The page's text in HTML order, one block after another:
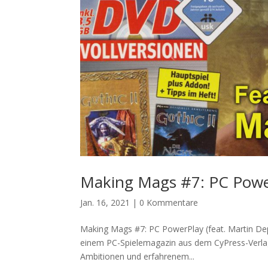
Making Mags #7: PC
Jan. 16, 2021 | 0 Kommentare
Making Mags #7: PC PowerPlay (feat. Martin
einem PC-Spielemagazin aus dem CyPress-
Ambitionen und erfahrenem...